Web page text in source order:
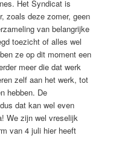
Het Syndicat is
zoals deze zomer, geen
van belangrijke
toezicht of alles wel
ze op dit moment een
meer die dat werk
zelf aan het werk, tot
hebben. De
dat kan wel even
We zijn wel vreselijk
van 4 juli hier heeft